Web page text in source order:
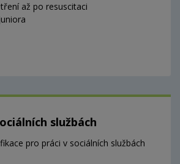
až po resuscitaci
službách
pro práci v sociálních službách